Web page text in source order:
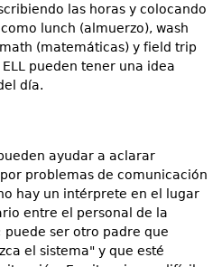
las horas y colocando
lunch (almuerzo), wash
(matemáticas) y field trip
pueden tener una idea
día.
ayudar a aclarar
problemas de comunicación
hay un intérprete en el lugar
entre el personal de la
ser otro padre que
el sistema" y que esté